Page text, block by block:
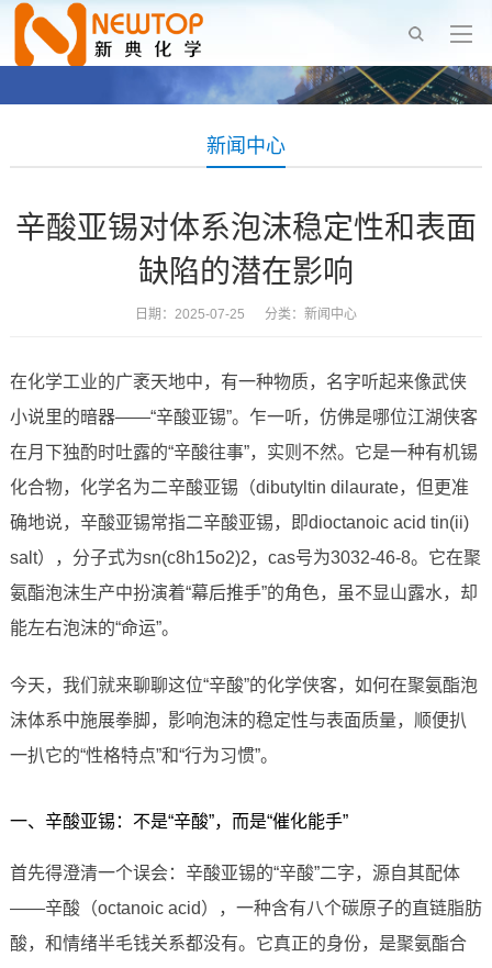
新闻中心
辛酸亚锡对体系泡沫稳定性和表面
缺陷的潜在影响
日期：2025-07-25 分类： 新闻中心
在化学工业的广袤天地中，有一种物质，名字听起来像武侠
小说里的暗器——“辛酸亚锡”。乍一听，仿佛是哪位江湖侠客
在月下独酌时吐露的“辛酸往事”，实则不然。它是一种有机锡
化合物，化学名为二辛酸亚锡（dibutyltin dilaurate，但更准
确地说，辛酸亚锡常指二辛酸亚锡，即dioctanoic acid tin(ii)
salt），分子式为sn(c8h15o2)2，cas号为3032-46-8。它在聚
氨酯泡沫生产中扮演着“幕后推手”的角色，虽不显山露水，却
能左右泡沫的“命运”。
今天，我们就来聊聊这位“辛酸”的化学侠客，如何在聚氨酯泡
沫体系中施展拳脚，影响泡沫的稳定性与表面质量，顺便扒
一扒它的“性格特点”和“行为习惯”。
一、辛酸亚锡：不是“辛酸”，而是“催化能手”
首先得澄清一个误会：辛酸亚锡的“辛酸”二字，源自其配体
——辛酸（octanoic acid），一种含有八个碳原子的直链脂肪
酸，和情绪半毛钱关系都没有。它真正的身份，是聚氨酯合